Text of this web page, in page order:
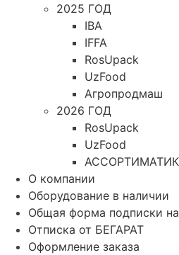
2025 ГОД
IBA
IFFA
RosUpack
UzFood
Агропродмаш
2026 ГОД
RosUpack
UzFood
О компании
Оборудование в наличии
Общая форма подписки
Отписка от БЕГАРАТ
Оформление заказа